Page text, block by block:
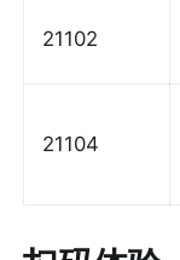
21102
21104